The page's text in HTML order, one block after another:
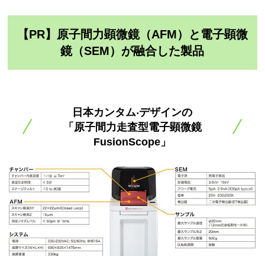
【PR】原子間力顕微鏡（AFM）と電子顕微
鏡（SEM）が融合した製品
⽇本カンタム‧デザインの
「原子間力走査型電子顕微鏡
FusionScope」